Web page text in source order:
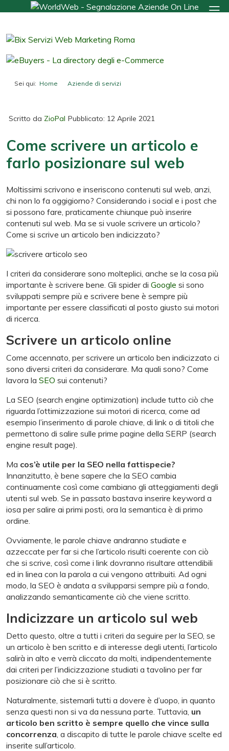
Sei qui: Home
Aziende di servizi
Scritto da ZioPal Pubblicato: 12 Aprile 2021
Come scrivere un articolo e
farlo posizionare sul web
Moltissimi scrivono e inseriscono contenuti sul web, anzi,
chi non lo fa oggigiorno? Considerando i social e i post che
si possono fare, praticamente chiunque può inserire
contenuti sul web. Ma se si vuole scrivere un articolo?
Come si scrive un articolo ben indicizzato?
I criteri da considerare sono molteplici, anche se la cosa più
importante è scrivere bene. Gli spider di Google si sono
sviluppati sempre più e scrivere bene è sempre più
importante per essere classificati al posto giusto sui motori
di ricerca.
Scrivere un articolo online
Come accennato, per scrivere un articolo ben indicizzato ci
sono diversi criteri da considerare. Ma quali sono? Come
lavora la SEO sui contenuti?
La SEO (search engine optimization) include tutto ciò che
riguarda l’ottimizzazione sui motori di ricerca, come ad
esempio l’inserimento di parole chiave, di link o di titoli che
permettono di salire sulle prime pagine della SERP (search
engine result page).
Ma cos’è utile per la SEO nella fattispecie?
Innanzitutto, è bene sapere che la SEO cambia
continuamente così come cambiano gli atteggiamenti degli
utenti sul web. Se in passato bastava inserire keyword a
iosa per salire ai primi posti, ora la semantica è di primo
ordine.
Ovviamente, le parole chiave andranno studiate e
azzeccate per far si che l’articolo risulti coerente con ciò
che si scrive, così come i link dovranno risultare attendibili
ed in linea con la parola a cui vengono attribuiti. Ad ogni
modo, la SEO è andata a svilupparsi sempre più a fondo,
analizzando semanticamente ciò che viene scritto.
Indicizzare un articolo sul web
Detto questo, oltre a tutti i criteri da seguire per la SEO, se
un articolo è ben scritto e di interesse degli utenti, l’articolo
salirà in alto e verrà cliccato da molti, indipendentemente
dai criteri per l’indicizzazione studiati a tavolino per far
posizionare ciò che si è scritto.
Naturalmente, sistemarli tutti a dovere è d’uopo, in quanto
senza questi non si va da nessuna parte. Tuttavia, un
articolo ben scritto è sempre quello che vince sulla
concorrenza , a discapito di tutte le parole chiave scelte ed
inserite sull’articolo.